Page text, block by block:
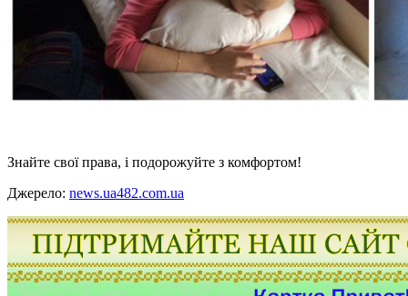
Знайте свої права, і подорожуйте з комфортом!
Джерело: news.ua482.com.ua